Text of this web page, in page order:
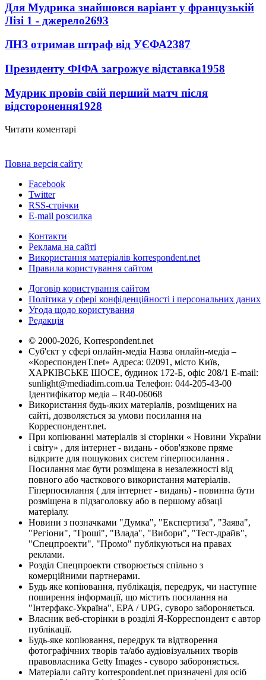
Для Мудрика знайшовся варіант у французькій
Лізі 1 - джерело2693
ЛНЗ отримав штраф від УЄФА2387
Президенту ФІФА загрожує відставка1958
Мудрик провів свій перший матч після
відсторонення1928
Читати коментарі
Повна версія сайту
Facebook
Twitter
RSS-стрічки
E-mail розсилка
Контакти
Реклама на сайті
Використання матеріалів korrespondent.net
Правила користування сайтом
Договір користування сайтом
Політика у сфері конфіденційності і персональних даних
Угода щодо користування
Редакція
© 2000-2026, Korrespondent.net
Суб'єкт у сфері онлайн-медіа Назва онлайн-медіа –
«КореспонденТ.net» Адреса: 02091, місто Київ,
ХАРКІВСЬКЕ ШОСЕ, будинок 172-Б, офіс 208/1 E-mail:
sunlight@mediadim.com.ua Телефон: 044-205-43-00
Ідентифікатор медіа – R40-06068
Використання будь-яких матеріалів, розміщених на
сайті, дозволяється за умови посилання на
Корреспондент.net.
При копіюванні матеріалів зі сторінки « Новини України
і світу» , для інтернет - видань - обов'язкове пряме
відкрите для пошукових систем гіперпосилання .
Посилання має бути розміщена в незалежності від
повного або часткового використання матеріалів.
Гіперпосилання ( для інтернет - видань) - повинна бути
розміщена в підзаголовку або в першому абзаці
матеріалу.
Новини з позначками "Думка", "Експертиза", "Заява",
"Регіони", "Гроші", "Влада", "Вибори", "Тест-драйв",
"Спецпроекти", "Промо" публікуються на правах
реклами.
Розділ Спецпроекти створюється спільно з
комерційними партнерами.
Будь яке копіювання, публікація, передрук, чи наступне
поширення інформації, що містить посилання на
"Інтерфакс-Україна", EPA / UPG, суворо забороняється.
Власник веб-сторінки в розділі Я-Корреспондент є автор
публікації.
Будь-яке копіювання, передрук та відтворення
фотографічних творів та/або аудіовізуальних творів
правовласника Getty Images - суворо забороняється.
Матеріали сайту korrespondent.net призначені для осіб